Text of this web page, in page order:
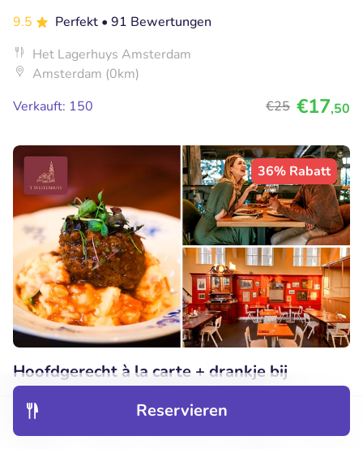
Entdecken
Reservieren
9.5
Perfekt • 91 Bewertungen
Het Lagerhuys Amsterdam
Amsterdam (0km)
Verkauft: 150
€25 €17,50
36% Rabatt
Hoofdgerecht à la carte + drankje bij
Restaurant 't Westerhuys in hartje
Amsterdam